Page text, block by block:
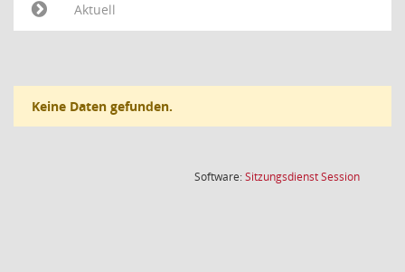
Aktuell
Keine Daten gefunden.
Software:SitzungsdienstSession(Wird in